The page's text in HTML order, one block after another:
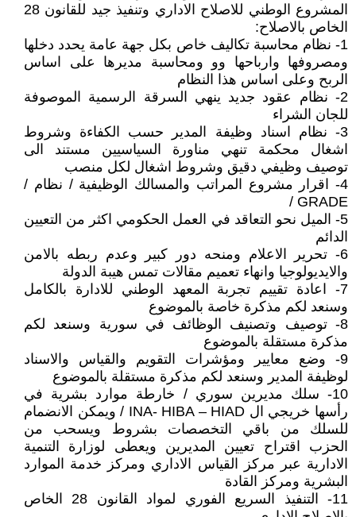
المشروع الوطني للاصلاح الاداري وتنفيذ جيد للقانون 28
الخاص بالاصلاح:
1- نظام محاسبة تكاليف خاص بكل جهة عامة يحدد دخلها
ومصروفها وارباحها وو ومحاسبة مديرها على اساس
الربح وعلى اساس هذا النظام
2- نظام عقود جديد ينهي السرقة الرسمية الموصوفة
للجان الشراء
3- نظام اسناد وظيفة المدير حسب الكفاءة وشروط
اشغال محكمة تنهي مناورة السياسيين مستند الى
توصيف وظيفي دقيق وشروط اشغال لكل منصب
4- اقرار مشروع المراتب والمسالك الوظيفية / نظام /
GRADE /
5- الميل نحو التعاقد في العمل الحكومي اكثر من التعيين
الدائم
6- تحرير الاعلام ومنحه دور كبير وعدم ربطه بالامن
والايديولوجيا وانهاء تعميم مقالات تمس هيبة الدولة
7- اعادة تقييم تجربة المعهد الوطني للادارة بالكامل
وسنعد لكم مذكرة خاصة بالموضوع
8- توصيف وتصنيف الوظائف في سورية وسنعد لكم
مذكرة مستقلة بالموضوع
9- وضع معايير ومؤشرات التقويم والقياس والاسناد
لوظيفة المدير وسنعد لكم مذكرة مستقلة بالموضوع
10- سلك مديرين سوري / خارطة موارد بشرية في
رأسها خريجي ال INA- HIBA – HIAD / ويمكن الانضمام
للسلك من باقي التخصصات بشروط ويسحب من
الحزب اقتراح تعيين المديرين ويعطى لوزارة التنمية
الادارية عبر مركز القياس الاداري ومركز خدمة الموارد
البشرية ومركز القادة
11- التنفيذ السريع الفوري لمواد القانون 28 الخاص